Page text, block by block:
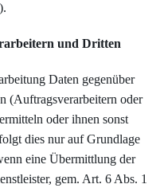
und Dritten
Daten gegenüber
(Auftragsverarbeitern oder
oder ihnen sonst
dies nur auf Grundlage
eine Übermittlung der
gem. Art. 6 Abs. 1